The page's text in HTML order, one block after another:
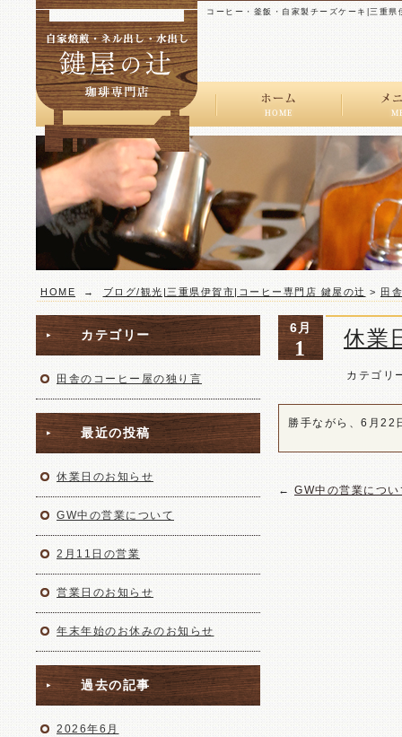
コーヒー・釜飯・自家製チーズケーキ|三重
スト
スペ
レギ
ドリ
HOME → ブログ/観光|三重県伊賀市|コーヒー専門店 鍵屋の辻 > 田
カテゴリー
田舎のコーヒー屋の独り言
最近の投稿
休業日のお知らせ
GW中の営業について
2月11日の営業
営業日のお知らせ
年末年始のお休みのお知らせ
過去の記事
2026年6月
6月
1 休業
カテゴリ
勝手ながら、6月
← GW中の営業につい